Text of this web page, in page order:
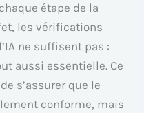
étape de la
les vérifications
ne suffisent pas :
aussi essentielle. Ce
s’assurer que le
conforme, mais